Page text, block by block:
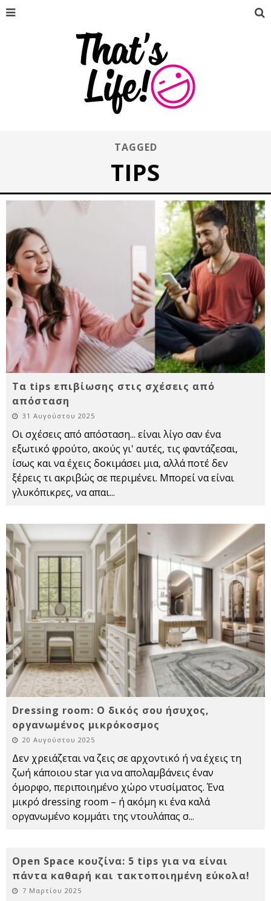
TAGGED
TIPS
Τα tips επιβίωσης στις σχέσεις από
απόσταση
31 Αυγούστου 2025
Οι σχέσεις από απόσταση... είναι λίγο σαν ένα
εξωτικό φρούτο, ακούς γι' αυτές, τις φαντάζεσαι,
ίσως και να έχεις δοκιμάσει μια, αλλά ποτέ δεν
ξέρεις τι ακριβώς σε περιμένει. Μπορεί να είναι
γλυκόπικρες, να απαι...
Dressing room: Ο δικός σου ήσυχος,
οργανωμένος μικρόκοσμος
20 Αυγούστου 2025
Δεν χρειάζεται να ζεις σε αρχοντικό ή να έχεις τη
ζωή κάποιου star για να απολαμβάνεις έναν
όμορφο, περιποιημένο χώρο ντυσίματος. Ένα
μικρό dressing room – ή ακόμη κι ένα καλά
οργανωμένο κομμάτι της ντουλάπας σ...
Open Space κουζίνα: 5 tips για να είναι
πάντα καθαρή και τακτοποιημένη εύκολα!
7 Μαρτίου 2025